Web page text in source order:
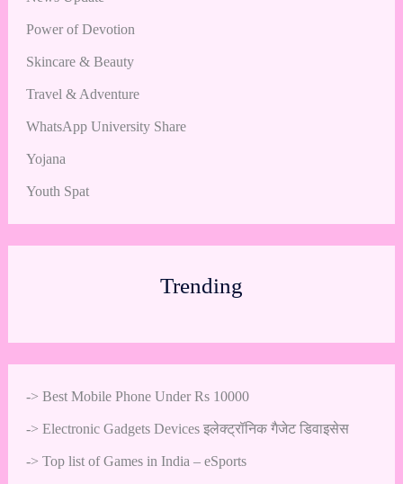
Power of Devotion
Skincare & Beauty
Travel & Adventure
WhatsApp University Share
Yojana
Youth Spat
Trending
-> Best Mobile Phone Under Rs 10000
-> Electronic Gadgets Devices इलेक्ट्रॉनिक गैजेट डिवाइसेस
-> Top list of Games in India – eSports